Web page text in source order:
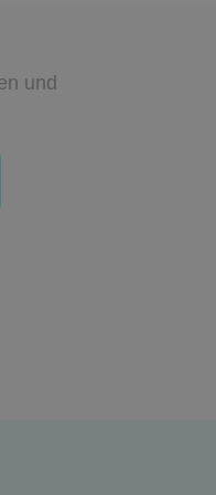
und